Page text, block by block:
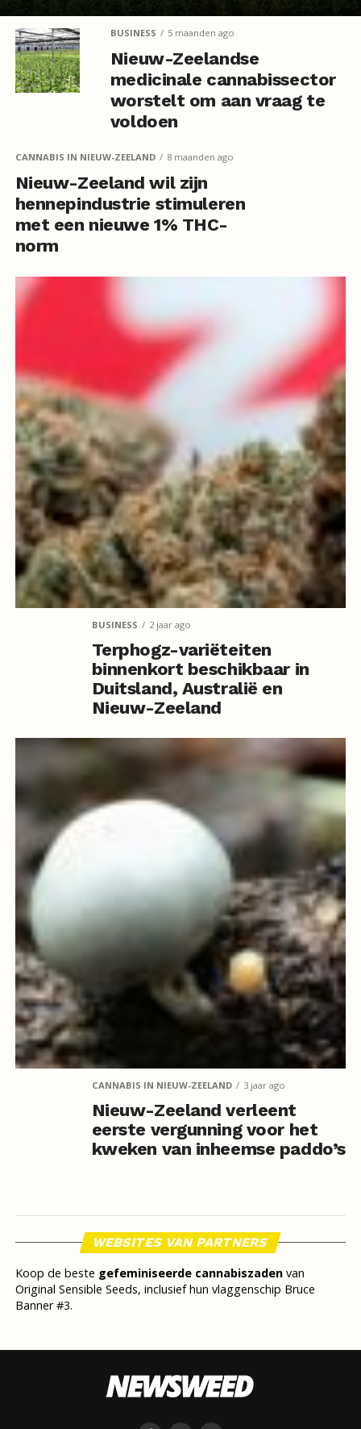
BUSINESS 5 maanden ago
Nieuw-Zeelandse
medicinale cannabissector
worstelt om aan vraag te
voldoen
CANNABIS IN NIEUW-ZEELAND 8 maanden ago
Nieuw-Zeeland wil zijn
hennepindustrie stimuleren
met een nieuwe 1% THC-
norm
BUSINESS 2 jaar ago
Terphogz-variëteiten
binnenkort beschikbaar in
Duitsland, Australië en
Nieuw-Zeeland
CANNABIS IN NIEUW-ZEELAND 3 jaar ago
Nieuw-Zeeland verleent
eerste vergunning voor het
kweken van inheemse paddo’s
WEBSITES VAN PARTNERS
Koop de beste gefeminiseerde cannabiszadenvan
Original Sensible Seeds, inclusief hun vlaggenschip Bruce
Banner #3.